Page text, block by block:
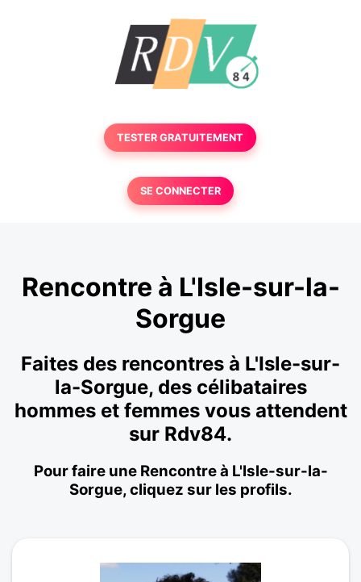
TESTER GRATUITEMENT
SE CONNECTER
Rencontre à L'Isle-sur-la-
Sorgue
Faites des rencontres à L'Isle-sur-
la-Sorgue, des célibataires
hommes et femmes vous attendent
sur Rdv84.
Pour faire une Rencontre à L'Isle-sur-la-
Sorgue, cliquez sur les profils.